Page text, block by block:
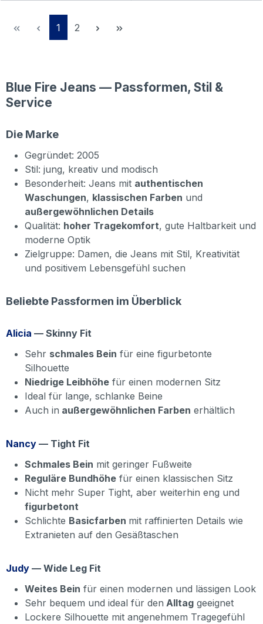
Seite
1 Seite
2
Blue Fire Jeans — Passformen, Stil &
Service
Die Marke
Gegründet: 2005
Stil: jung, kreativ und modisch
Besonderheit: Jeans mit authentischen
Waschungen, klassischen Farben und
außergewöhnlichen Details
Qualität: hoher Tragekomfort, gute Haltbarkeit und
moderne Optik
Zielgruppe: Damen, die Jeans mit Stil, Kreativität
und positivem Lebensgefühl suchen
Beliebte Passformen im Überblick
Alicia — Skinny Fit
Sehr schmales Bein für eine figurbetonte
Silhouette
Niedrige Leibhöhe für einen modernen Sitz
Ideal für lange, schlanke Beine
Auch in außergewöhnlichen Farben erhältlich
Nancy — Tight Fit
Schmales Bein mit geringer Fußweite
Reguläre Bundhöhe für einen klassischen Sitz
Nicht mehr Super Tight, aber weiterhin eng und
figurbetont
Schlichte Basicfarben mit raffinierten Details wie
Extranieten auf den Gesäßtaschen
Judy — Wide Leg Fit
Weites Bein für einen modernen und lässigen Look
Sehr bequem und ideal für den Alltag geeignet
Lockere Silhouette mit angenehmem Tragegefühl